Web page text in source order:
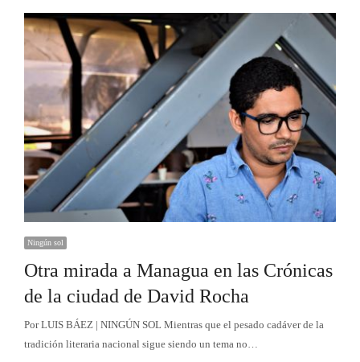
Ningún sol
Otra mirada a Managua en las Crónicas
de la ciudad de David Rocha
Por LUIS BÁEZ | NINGÚN SOL Mientras que el pesado cadáver de la
tradición literaria nacional sigue siendo un tema no…